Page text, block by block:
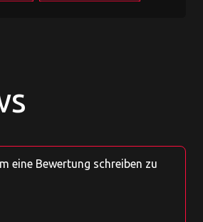
eine Bewertung schreiben zu